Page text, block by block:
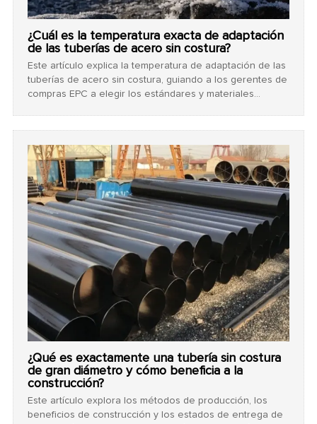
¿Cuál es la temperatura exacta de adaptación
de las tuberías de acero sin costura?
Este artículo explica la temperatura de adaptación de las
tuberías de acero sin costura, guiando a los gerentes de
compras EPC a elegir los estándares y materiales
seguridad del proyecto.
¿Qué es exactamente una tubería sin costura
de gran diámetro y cómo beneficia a la
construcción?
Este artículo explora los métodos de producción, los
beneficios de construcción y los estados de entrega de